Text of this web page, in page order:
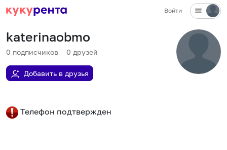
Войти
katerinaobmo
0 подписчиков 0 друзей
Добавить в друзья
Телефон подтвержден